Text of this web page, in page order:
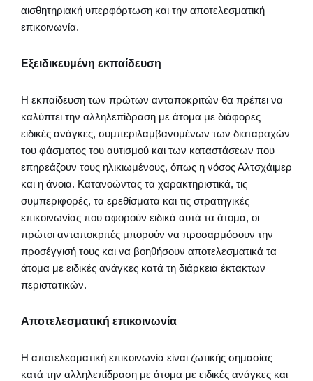
αισθητηριακή υπερφόρτωση και την αποτελεσματική
επικοινωνία.
Εξειδικευμένη εκπαίδευση
Η εκπαίδευση των πρώτων ανταποκριτών θα πρέπει να
καλύπτει την αλληλεπίδραση με άτομα με διάφορες
ειδικές ανάγκες, συμπεριλαμβανομένων των διαταραχών
του φάσματος του αυτισμού και των καταστάσεων που
επηρεάζουν τους ηλικιωμένους, όπως η νόσος Αλτσχάιμερ
και η άνοια. Κατανοώντας τα χαρακτηριστικά, τις
συμπεριφορές, τα ερεθίσματα και τις στρατηγικές
επικοινωνίας που αφορούν ειδικά αυτά τα άτομα, οι
πρώτοι ανταποκριτές μπορούν να προσαρμόσουν την
προσέγγισή τους και να βοηθήσουν αποτελεσματικά τα
άτομα με ειδικές ανάγκες κατά τη διάρκεια έκτακτων
περιστατικών.
Αποτελεσματική επικοινωνία
Η αποτελεσματική επικοινωνία είναι ζωτικής σημασίας
κατά την αλληλεπίδραση με άτομα με ειδικές ανάγκες και